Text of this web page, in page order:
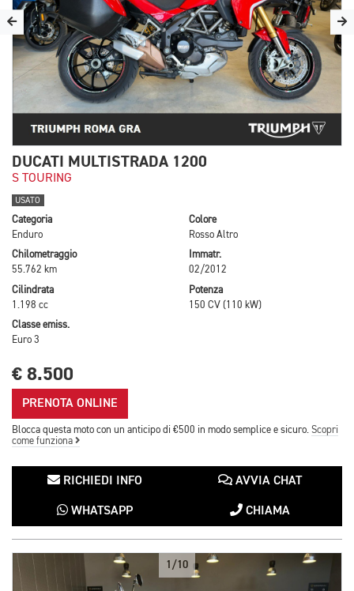
DUCATI MULTISTRADA 1200
S TOURING
USATO
Categoria
Enduro
Colore
Rosso Altro
Chilometraggio
55.762 km
Immatr.
02/2012
Cilindrata
1.198 cc
Potenza
150 CV (110 kW)
Classe emiss.
Euro 3
€ 8.500
PRENOTA ONLINE
Blocca questa moto con un anticipo di €500 in modo semplice e sicuro. Scopri
come funziona
RICHIEDI INFO AVVIA CHAT
WHATSAPP CHIAMA
1/10